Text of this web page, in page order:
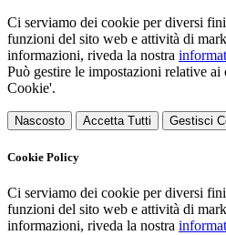
Ci serviamo dei cookie per diversi
funzioni del sito web e attività di
informazioni, riveda la nostra
Può gestire le impostazioni relative
Cookie'.
Nascosto Accetta Tutti Gestisci
Cookie Policy
Ci serviamo dei cookie per diversi
funzioni del sito web e attività di
informazioni, riveda la nostra